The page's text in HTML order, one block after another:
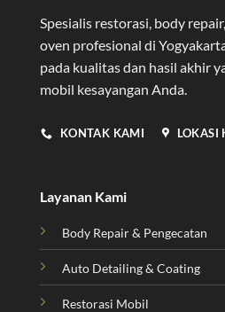
Spesialis restorasi, body
oven profesional di
pada kualitas dan hasil akhir
mobil kesayangan Anda.
KONTAK KAMI LOKASI
Layanan Kami
Body Repair & Pengecatan
Auto Detailing & Coating
Restorasi Mobil